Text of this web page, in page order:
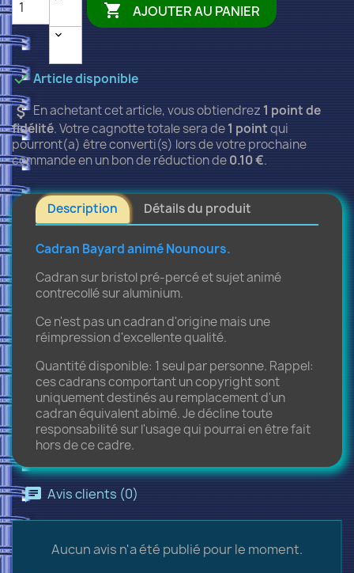
 AJOUTER AU PANIER
Article disponible
attach_moneyEn achetant cet article, vous obtiendrez1point de
fidélité. Votre cagnotte totale sera de1pointqui
pourront(a) être converti(s) lors de votre prochaine
commande en un bon de réduction de0.10 €.
Description Détails du produit
Cadran Bayard animé Nounours.
Cadran sur bristol pré-percé et sujet animé
contrecollé sur aluminium.
Ce n'est pas un cadran d'origine mais une
réimpression d'excellente qualité.
Quantité disponible: 1 seul par personne. Rappel:
ces cadrans comportant un copyright sont
uniquement destinés au remplacement d'un
cadran équivalent abimé. Je décline toute
responsabilité sur l'usage qui pourrai en être fait
hors de ce cadre.
Avis clients (0)
Aucun avis n'a été publié pour le moment.